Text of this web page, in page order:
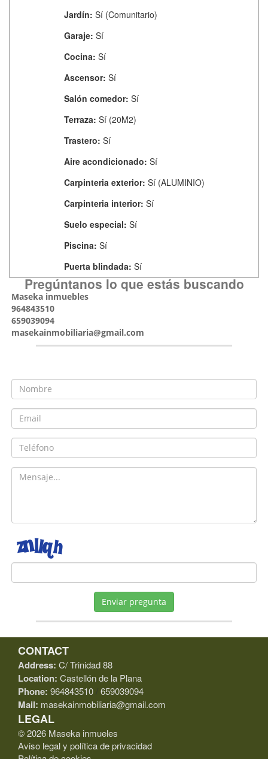
Jardín: Sí (Comunitario)
Garaje: Sí
Cocina: Sí
Ascensor: Sí
Salón comedor: Sí
Terraza: Sí (20M2)
Trastero: Sí
Aire acondicionado: Sí
Carpinteria exterior: Sí (ALUMINIO)
Carpinteria interior: Sí
Suelo especial: Sí
Piscina: Sí
Puerta blindada: Sí
Pregúntanos lo que estás buscando
Maseka inmuebles
964843510
659039094
masekainmobiliaria@gmail.com
Enviar pregunta
CONTACT
Address: C/ Trinidad 88
Location: Castellón de la Plana
Phone: 964843510 659039094
Mail: masekainmobiliaria@gmail.com
LEGAL
© 2026 Maseka inmueles
Aviso legal y política de privacidad